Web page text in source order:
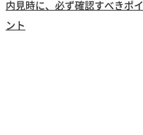
内見時に、必ず確認すべきポイ
ント